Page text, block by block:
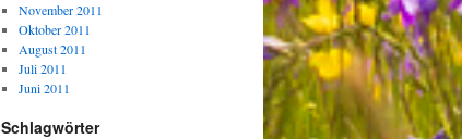
November 2011
Oktober 2011
August 2011
Juli 2011
Juni 2011
Schlagwörter